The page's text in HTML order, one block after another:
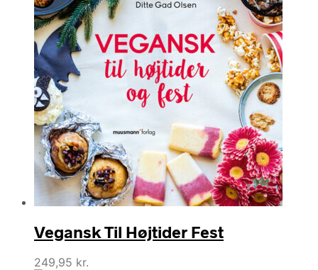
Vegansk Til Højtider Fest
249,95 kr.